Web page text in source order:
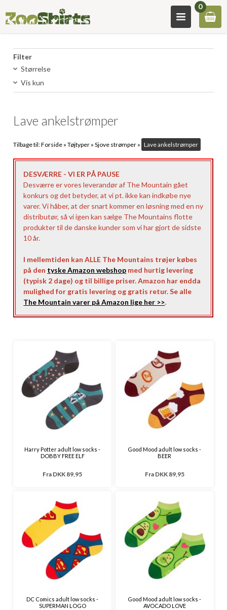
0
Filter
Størrelse
Vis kun
Lave ankelstrømper
Tilbage til:Forside »Tøjtyper »Sjove strømper » Lave ankelstrømper
DESVÆRRE - VI ER PÅ PAUSE
Desværre er vores leverandør af The Mountain gået
konkurs og det betyder, at vi pt. ikke kan indkøbe nye
varer. Vi håber, at der snart kommer en løsning med en ny
distributør, så vi igen kan sælge The Mountains flotte
produkter til de danske kunder som vi har gjort de sidste
10 år.
I mellemtiden kan ALLE The Mountains trøjer købes
på den tyske Amazon webshop med hurtig levering
(typisk 2 dage) og til billige priser. Amazon har endda
mulighed for gratis levering og gratis retur. Se alle
The Mountain varer på Amazon lige her >>.
Harry Potter adult low socks -
DOBBY FREE ELF
Fra DKK 89,95
Good Mood adult low socks -
BEER
Fra DKK 89,95
DC Comics adult low socks -
SUPERMAN LOGO
Good Mood adult low socks -
AVOCADO LOVE